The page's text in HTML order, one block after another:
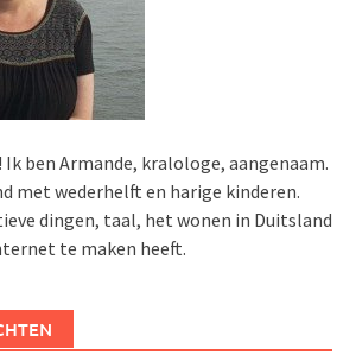
Ik ben Armande, kralologe, aangenaam.
met wederhelft en harige kinderen.
dingen, taal, het wonen in Duitsland
te maken heeft.